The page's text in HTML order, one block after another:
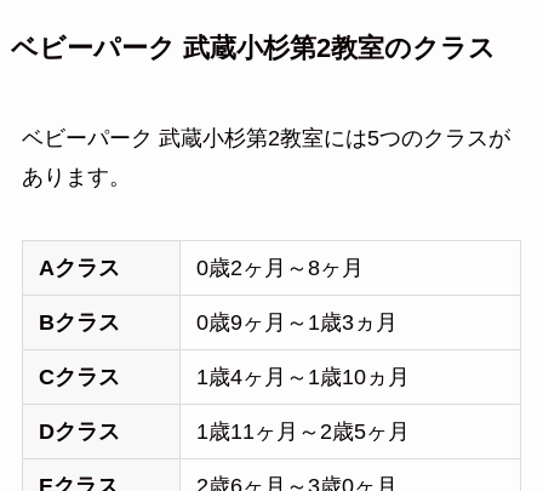
ベビーパーク 武蔵小杉第2教室のクラス
ベビーパーク 武蔵小杉第2教室には5つのクラスが
あります。
Aクラス 0歳2ヶ月～8ヶ月
Bクラス 0歳9ヶ月～1歳3ヵ月
Cクラス 1歳4ヶ月～1歳10ヵ月
Dクラス 1歳11ヶ月～2歳5ヶ月
Eクラス 2歳6ヶ月～3歳0ヶ月